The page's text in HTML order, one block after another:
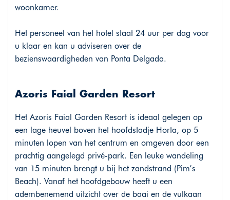
woonkamer.
Het personeel van het hotel staat 24 uur per dag voor
u klaar en kan u adviseren over de
bezienswaardigheden van Ponta Delgada.
Azoris Faial Garden Resort
Het Azoris Faial Garden Resort is ideaal gelegen op
een lage heuvel boven het hoofdstadje Horta, op 5
minuten lopen van het centrum en omgeven door een
prachtig aangelegd privé-park. Een leuke wandeling
van 15 minuten brengt u bij het zandstrand (Pim’s
Beach). Vanaf het hoofdgebouw heeft u een
adembenemend uitzicht over de baai en de vulkaan